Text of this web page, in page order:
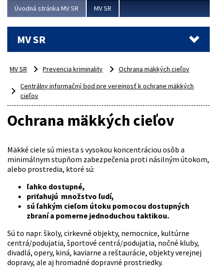
Úvodná stránka MV SR MV SR
MV SR
MV SR Prevencia kriminality
Ochrana mäkkých cieľov
Centrálny informačný bod pre verejnosť k ochrane mäkkých
cieľov
Ochrana mäkkých cieľov
Mäkké ciele sú miesta s vysokou koncentráciou osôb a
minimálnym stupňom zabezpečenia proti násilným útokom,
alebo prostredia, ktoré sú:
ľahko dostupné,
priťahujú množstvo ľudí,
sú ľahkým cieľom útoku pomocou dostupných
zbraní a pomerne jednoduchou taktikou.
Sú to napr. školy, cirkevné objekty, nemocnice, kultúrne
centrá/podujatia, športové centrá/podujatia, nočné kluby,
divadlá, opery, kiná, kaviarne a reštaurácie, objekty verejnej
dopravy, ale aj hromadné dopravné prostriedky.